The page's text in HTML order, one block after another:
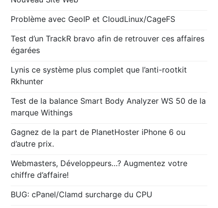
Problème avec GeoIP et CloudLinux/CageFS
Test d’un TrackR bravo afin de retrouver ces affaires
égarées
Lynis ce système plus complet que l’anti-rootkit
Rkhunter
Test de la balance Smart Body Analyzer WS 50 de la
marque Withings
Gagnez de la part de PlanetHoster iPhone 6 ou
d’autre prix.
Webmasters, Développeurs…? Augmentez votre
chiffre d’affaire!
BUG: cPanel/Clamd surcharge du CPU